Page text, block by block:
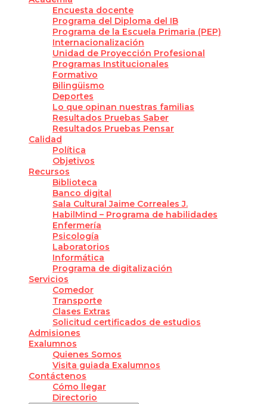
Encuesta docente
Programa del Diploma del IB
Programa de la Escuela Primaria (PEP)
Internacionalización
Unidad de Proyección Profesional
Programas Institucionales
Formativo
Bilingüismo
Deportes
Lo que opinan nuestras familias
Resultados Pruebas Saber
Resultados Pruebas Pensar
Calidad
Política
Objetivos
Recursos
Biblioteca
Banco digital
Sala Cultural Jaime Correales J.
HabilMind – Programa de habilidades
Enfermería
Psicología
Laboratorios
Informática
Programa de digitalización
Servicios
Comedor
Transporte
Clases Extras
Solicitud certificados de estudios
Admisiones
Exalumnos
Quienes Somos
Visita guiada Exalumnos
Contáctenos
Cómo llegar
Directorio